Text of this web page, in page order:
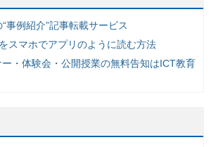
事例紹介”記事転載サービス
スマホでアプリのように読む方法
・体験会・公開授業の無料告知はICT教育